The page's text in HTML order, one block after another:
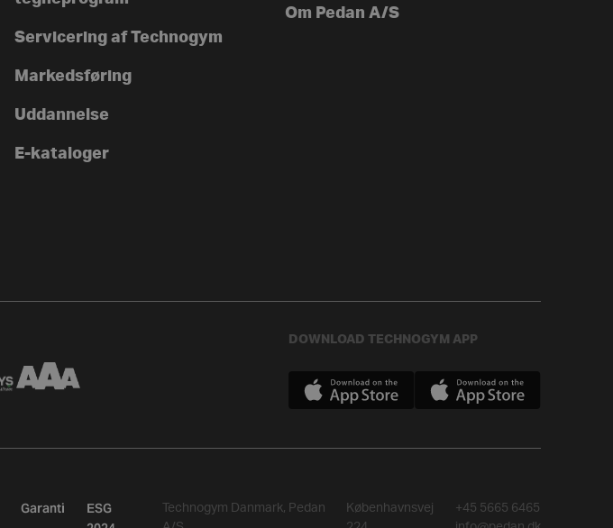
Servicering af Technogym
Markedsføring
Uddannelse
E-kataloger
Om Pedan A/S
DOWNLOAD TECHNOGYM APP
Garanti
ESG
Technogym Danmark, Pedan
Københavnsvej
+45 5665 6465